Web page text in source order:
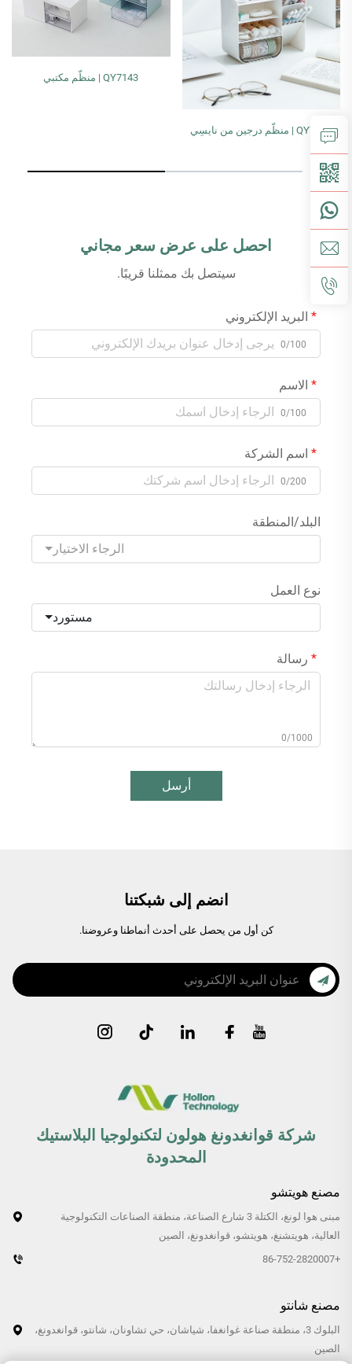
QY7143 | منظّم مكتبي QY7144 | حامل الأقلام/فرش المكياج
احصل على عرض سعر مجاني
سيتصل بك ممثلنا قريبًا.
البريد الإلكتروني
0/100
الاسم
0/100
اسم الشركة
0/200
البلد/المنطقة
الرجاء الاختيار
نوع العمل
مستورد
رسالة
0/1000
أرسل
انضم إلى شبكتنا
كن أول من يحصل على أحدث أنماطنا وعروضنا.
شركة قوانغدونغ هولون لتكنولوجيا البلاستيك
المحدودة
مصنع هويتشو
مبنى هوا لونغ، الكتلة 3 شارع الصناعة، منطقة الصناعات التكنولوجية
العالية، هويتشنغ، هويتشو، قوانغدونغ، الصين
+86-752-2820007
مصنع شانتو
البلوك 3، منطقة صناعة غوانغفا، شياشان، حي تشاونان، شانتو، قوانغدونغ،
الصين